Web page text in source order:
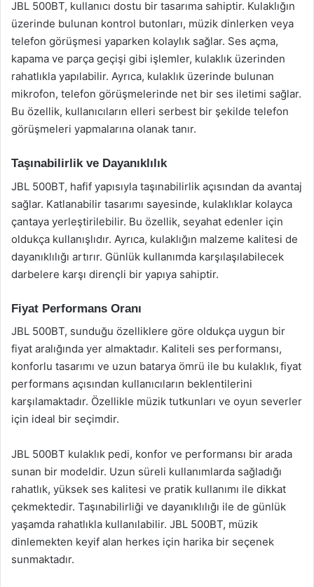
JBL 500BT, kullanıcı dostu bir tasarıma sahiptir. Kulaklığın
üzerinde bulunan kontrol butonları, müzik dinlerken veya
telefon görüşmesi yaparken kolaylık sağlar. Ses açma,
kapama ve parça geçişi gibi işlemler, kulaklık üzerinden
rahatlıkla yapılabilir. Ayrıca, kulaklık üzerinde bulunan
mikrofon, telefon görüşmelerinde net bir ses iletimi sağlar.
Bu özellik, kullanıcıların elleri serbest bir şekilde telefon
görüşmeleri yapmalarına olanak tanır.
Taşınabilirlik ve Dayanıklılık
JBL 500BT, hafif yapısıyla taşınabilirlik açısından da avantaj
sağlar. Katlanabilir tasarımı sayesinde, kulaklıklar kolayca
çantaya yerleştirilebilir. Bu özellik, seyahat edenler için
oldukça kullanışlıdır. Ayrıca, kulaklığın malzeme kalitesi de
dayanıklılığı artırır. Günlük kullanımda karşılaşılabilecek
darbelere karşı dirençli bir yapıya sahiptir.
Fiyat Performans Oranı
JBL 500BT, sunduğu özelliklere göre oldukça uygun bir
fiyat aralığında yer almaktadır. Kaliteli ses performansı,
konforlu tasarımı ve uzun batarya ömrü ile bu kulaklık, fiyat
performans açısından kullanıcıların beklentilerini
karşılamaktadır. Özellikle müzik tutkunları ve oyun severler
için ideal bir seçimdir.
JBL 500BT kulaklık pedi, konfor ve performansı bir arada
sunan bir modeldir. Uzun süreli kullanımlarda sağladığı
rahatlık, yüksek ses kalitesi ve pratik kullanımı ile dikkat
çekmektedir. Taşınabilirliği ve dayanıklılığı ile de günlük
yaşamda rahatlıkla kullanılabilir. JBL 500BT, müzik
dinlemekten keyif alan herkes için harika bir seçenek
sunmaktadır.